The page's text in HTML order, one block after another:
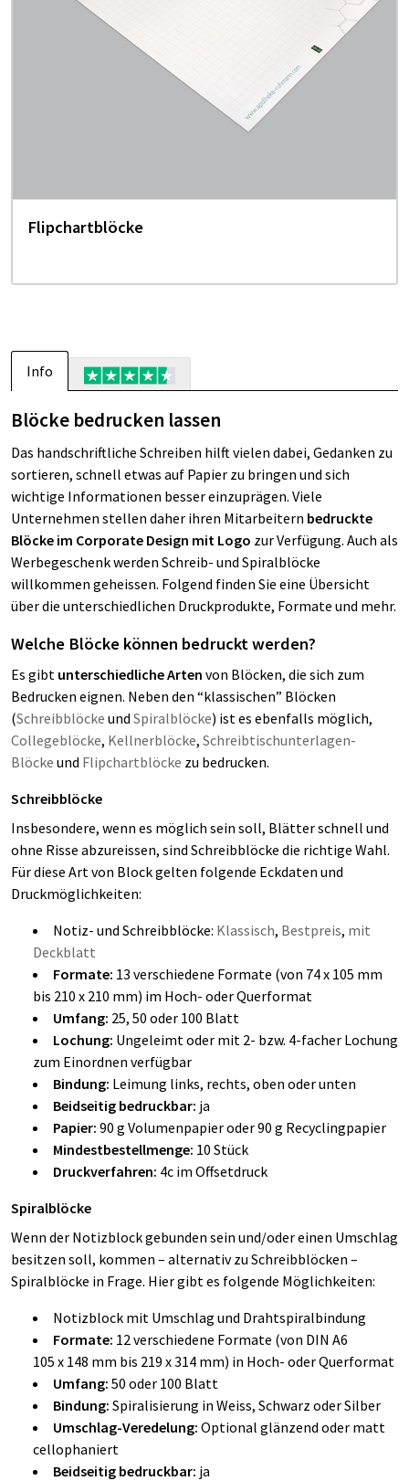
Flipchartblöcke
Info
Blöcke bedrucken lassen
Das handschriftliche Schreiben hilft vielen dabei, Gedanken zu
sortieren, schnell etwas auf Papier zu bringen und sich
wichtige Informationen besser einzuprägen. Viele
Unternehmen stellen daher ihren Mitarbeitern bedruckte
Blöcke im Corporate Design mit Logo zur Verfügung. Auch als
Werbegeschenk werden Schreib- und Spiralblöcke
willkommen geheissen. Folgend finden Sie eine Übersicht
über die unterschiedlichen Druckprodukte, Formate und mehr.
Welche Blöcke können bedruckt werden?
Es gibt unterschiedliche Arten von Blöcken, die sich zum
Bedrucken eignen. Neben den “klassischen” Blöcken
(Schreibblöcke und Spiralblöcke) ist es ebenfalls möglich,
Collegeblöcke, Kellnerblöcke, Schreibtischunterlagen-
Blöcke und Flipchartblöcke zu bedrucken.
Schreibblöcke
Insbesondere, wenn es möglich sein soll, Blätter schnell und
ohne Risse abzureissen, sind Schreibblöcke die richtige Wahl.
Für diese Art von Block gelten folgende Eckdaten und
Druckmöglichkeiten:
Notiz- und Schreibblöcke: Klassisch, Bestpreis, mit
Deckblatt
Formate: 13 verschiedene Formate (von 74 x 105 mm
bis 210 x 210 mm) im Hoch- oder Querformat
Umfang: 25, 50 oder 100 Blatt
Lochung: Ungeleimt oder mit 2- bzw. 4-facher Lochung
zum Einordnen verfügbar
Bindung: Leimung links, rechts, oben oder unten
Beidseitig bedruckbar: ja
Papier: 90 g Volumenpapier oder 90 g Recyclingpapier
Mindestbestellmenge: 10 Stück
Druckverfahren: 4c im Offsetdruck
Spiralblöcke
Wenn der Notizblock gebunden sein und/oder einen Umschlag
besitzen soll, kommen – alternativ zu Schreibblöcken –
Spiralblöcke in Frage. Hier gibt es folgende Möglichkeiten:
Notizblock mit Umschlag und Drahtspiralbindung
Formate: 12 verschiedene Formate (von DIN A6
105 x 148 mm bis 219 x 314 mm) in Hoch- oder Querformat
Umfang: 50 oder 100 Blatt
Bindung: Spiralisierung in Weiss, Schwarz oder Silber
Umschlag-Veredelung: Optional glänzend oder matt
cellophaniert
Beidseitig bedruckbar: ja